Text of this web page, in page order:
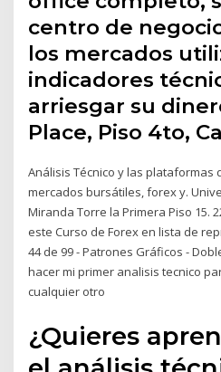
centro de
los mercados
indicadores
arriesgar su
Place, Piso 4to,
Análisis Técnico y las plataformas
mercados bursátiles, forex y.
Miranda Torre la Primera Piso 15.
este Curso de Forex en lista de
44 de 99 - Patrones Gráficos -
hacer mi primer analisis tecnico
cualquier otro
¿Quieres